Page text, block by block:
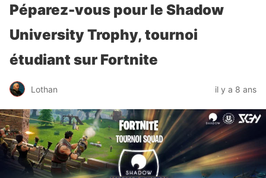
Péparez-vous pour le Shadow
University Trophy, tournoi
étudiant sur Fortnite
Lothan il y a 8 ans